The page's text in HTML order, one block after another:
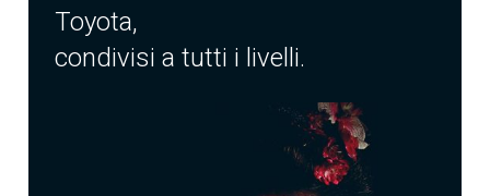
Toyota,
condivisi a tutti i livelli.